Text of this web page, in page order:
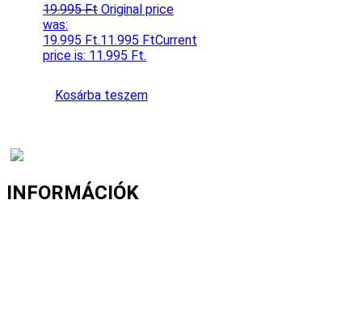
19.995Ft Original price
was:
19.995 Ft.11.995 FtCurrent
price is: 11.995 Ft.
Kosárba teszem
INFORMÁCIÓK